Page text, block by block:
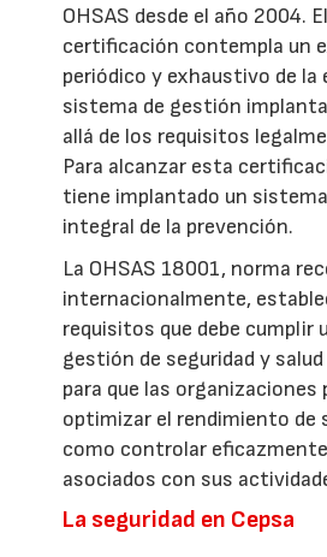
OHSAS desde el año 2004.
certificación contempla un
periódico y exhaustivo de la
sistema de gestión
allá de los requisitos
Para alcanzar esta
tiene implantado un
integral de la prevención.
La OHSAS 18001, norma
internacionalmente,
requisitos que debe cumplir
gestión de seguridad y
para que las organizaciones
optimizar el rendimiento de
como controlar
asociados con sus
La seguridad en Cepsa